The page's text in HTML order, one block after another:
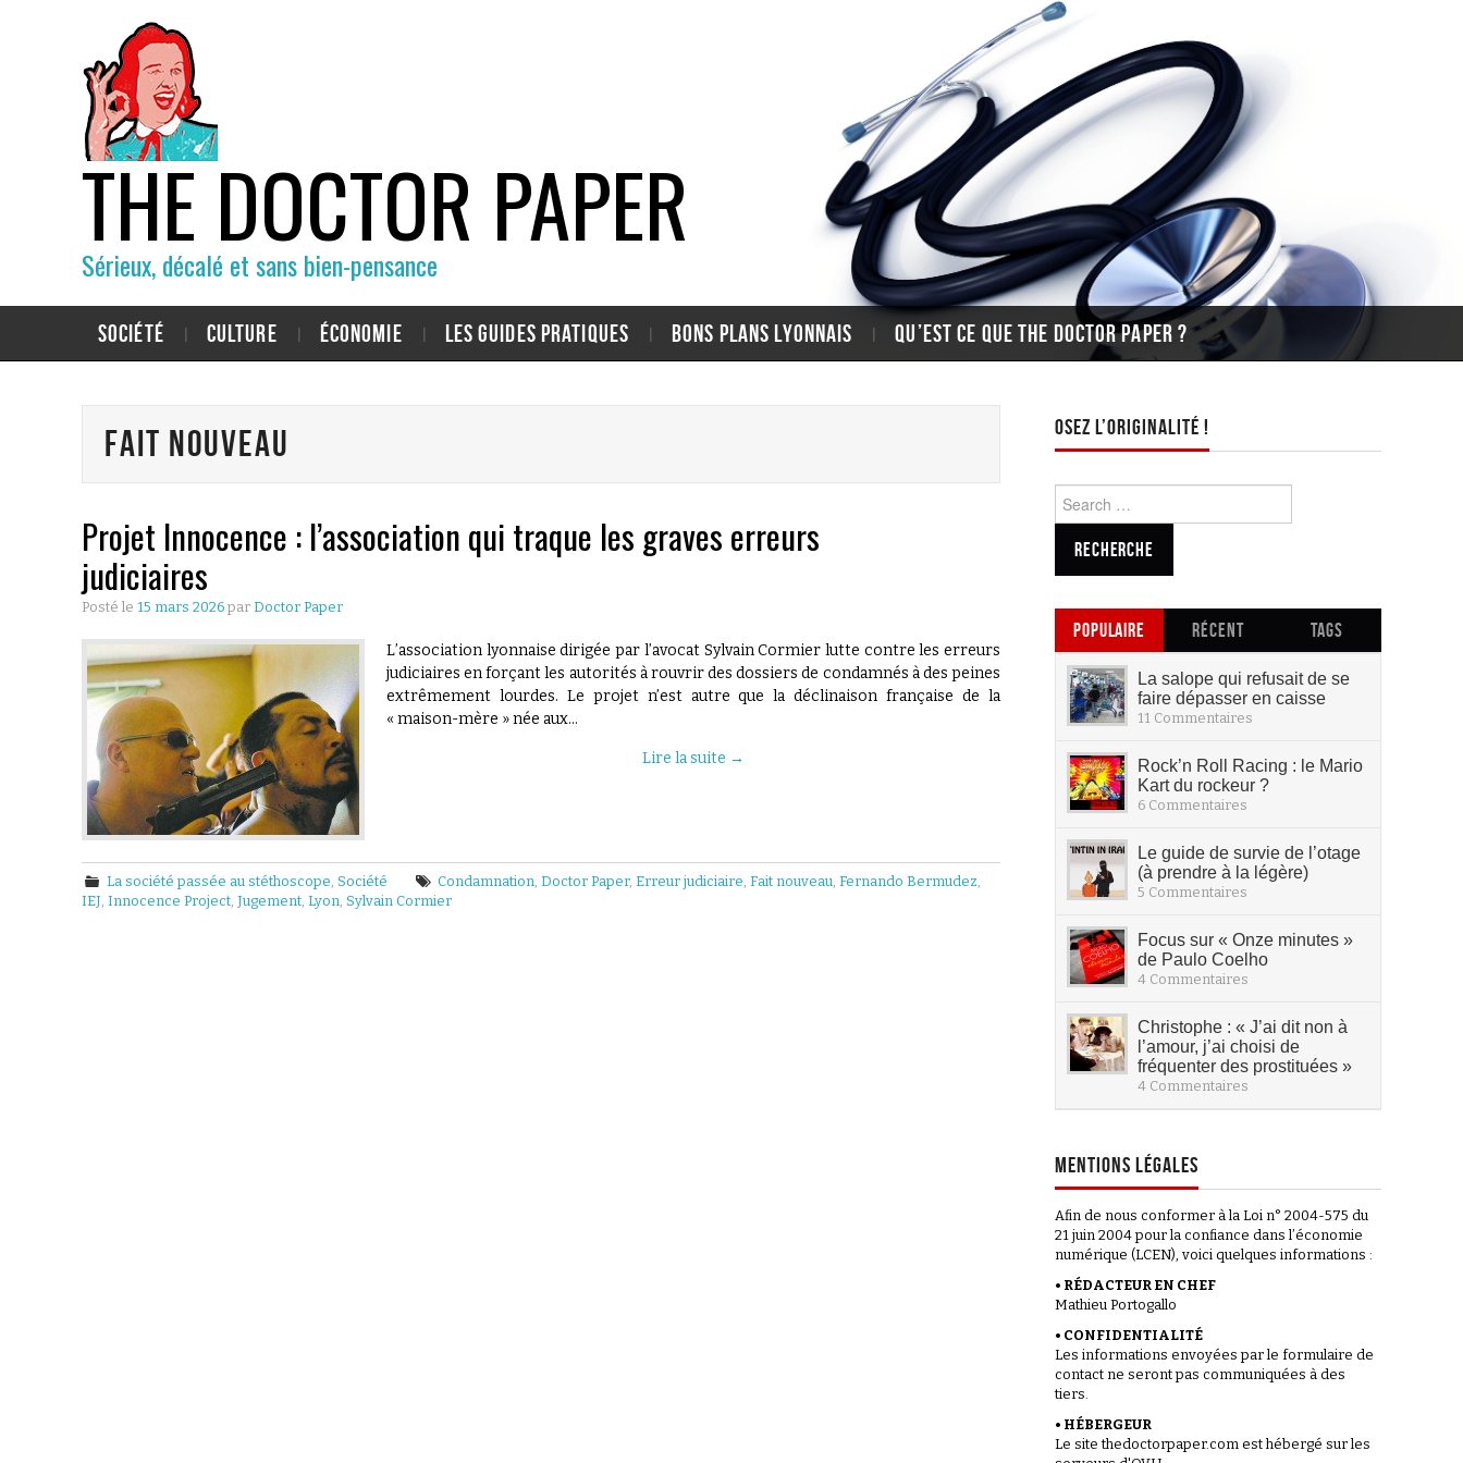
THE DOCTOR PAPER
Sérieux, décalé et sans bien-pensance
SOCIÉTÉ CULTURE ÉCONOMIE LES GUIDES PRATIQUES BONS PLANS LYONNAIS QU’EST CE QUE THE DOCTOR PAPER ?
Fait Nouveau
Projet Innocence : l’association qui traque les graves erreurs
judiciaires
Posté le 15 mars 2026 par Doctor Paper
L’association lyonnaise dirigée par l’avocat Sylvain Cormier lutte contre les erreurs
judiciaires en forçant les autorités à rouvrir des dossiers de condamnés à des peines
extrêmement lourdes. Le projet n’est autre que la déclinaison française de la
« maison-mère » née aux…
Lire la suite →
La société passée au stéthoscope,Société Condamnation,Doctor Paper,Erreur judiciaire,Fait nouveau,Fernando Bermudez,
IEJ, Innocence Project, Jugement, Lyon, Sylvain Cormier
OSEZ L’ORIGINALITÉ !
Search for:
POPULAIRE RÉCENT TAGS
La salope qui refusait de se
faire dépasser en caisse
11 Commentaires
Rock’n Roll Racing : le Mario
Kart du rockeur ?
6 Commentaires
Le guide de survie de l’otage
(à prendre à la légère)
5 Commentaires
Focus sur « Onze minutes »
de Paulo Coelho
4 Commentaires
Christophe : « J’ai dit non à
l’amour, j’ai choisi de
fréquenter des prostituées »
4 Commentaires
MENTIONS LÉGALES
Afin de nous conformer à la Loi n° 2004-575 du
21 juin 2004 pour la confiance dans l’économie
numérique (LCEN), voici quelques informations :
• RÉDACTEUR EN CHEF
Mathieu Portogallo
• CONFIDENTIALITÉ
Les informations envoyées par le formulaire de
contact ne seront pas communiquées à des
tiers.
• HÉBERGEUR
Le site thedoctorpaper.com est hébergé sur les